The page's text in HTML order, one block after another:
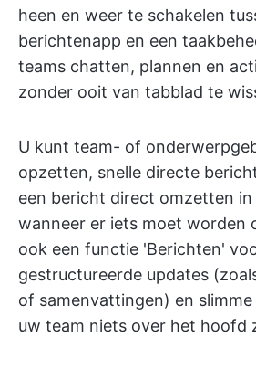
heen en weer te schakelen
berichtenapp en een
teams chatten, plannen en
zonder ooit van tabblad te
U kunt team- of
opzetten, snelle directe
een bericht direct omzetten in
wanneer er iets moet worden
ook een functie 'Berichten'
gestructureerde updates
of samenvattingen) en
uw team niets over het hoofd